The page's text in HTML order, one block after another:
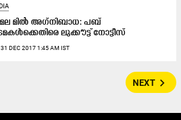
മില്‍ അഗ്​നിബാധ: പബ്
ലുക്കൗട്ട് നോട്ടീസ്
31 DEC 2017 1:45 AM IST
NEXT navigate_next